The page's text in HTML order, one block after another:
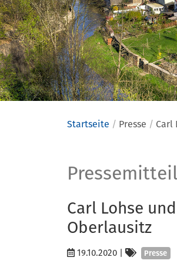
Startseite Presse Carl
Presse
Carl Lohse
Oberlausitz
19.10.2020 | Presse